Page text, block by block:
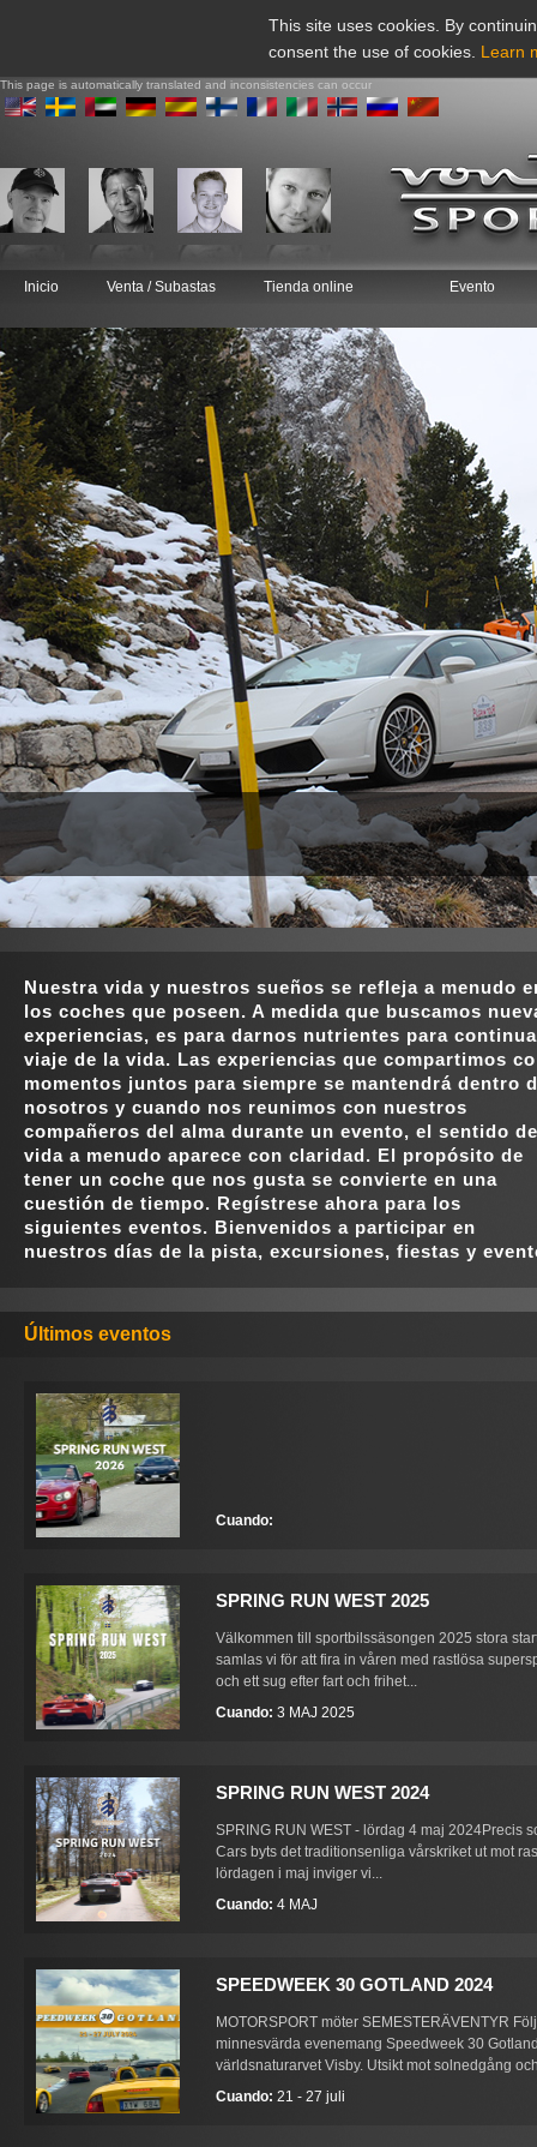
This site uses cookies. By
consent the use of cookies. Learn
This page is automatically translated and inconsistencies can occur
Inicio Venta / Subastas Tienda online Evento
Nuestra vida y nuestros sueños se refleja a menudo
los coches que poseen. A medida que buscamos
experiencias, es para darnos nutrientes para
viaje de la vida. Las experiencias que compartimos
momentos juntos para siempre se mantendrá dentro
nosotros y cuando nos reunimos con nuestros
compañeros del alma durante un evento, el sentido
vida a menudo aparece con claridad. El propósito de
tener un coche que nos gusta se convierte en una
cuestión de tiempo. Regístrese ahora para los
siguientes eventos. Bienvenidos a participar en
nuestros días de la pista, excursiones, fiestas y
Últimos eventos
Cuando:
SPRING RUN WEST 2025
Välkommen till sportbilssäsongen 2025 stora
samlas vi för att fira in våren med rastlösa
och ett sug efter fart och frihet...
Cuando: 3 MAJ 2025
SPRING RUN WEST 2024
SPRING RUN WEST - lördag 4 maj 2024Precis
Cars byts det traditionsenliga vårskriket ut mot
lördagen i maj inviger vi...
Cuando: 4 MAJ
SPEEDWEEK 30 GOTLAND 2024
MOTORSPORT möter SEMESTERÄVENTYR
minnesvärda evenemang Speedweek 30
världsnaturarvet Visby. Utsikt mot solnedgång
Cuando: 21 - 27 juli